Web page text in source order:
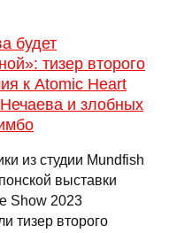
будет
тизер второго
к Atomic Heart
и злобных
из студии Mundfish
выставки
Show 2023
тизер второго